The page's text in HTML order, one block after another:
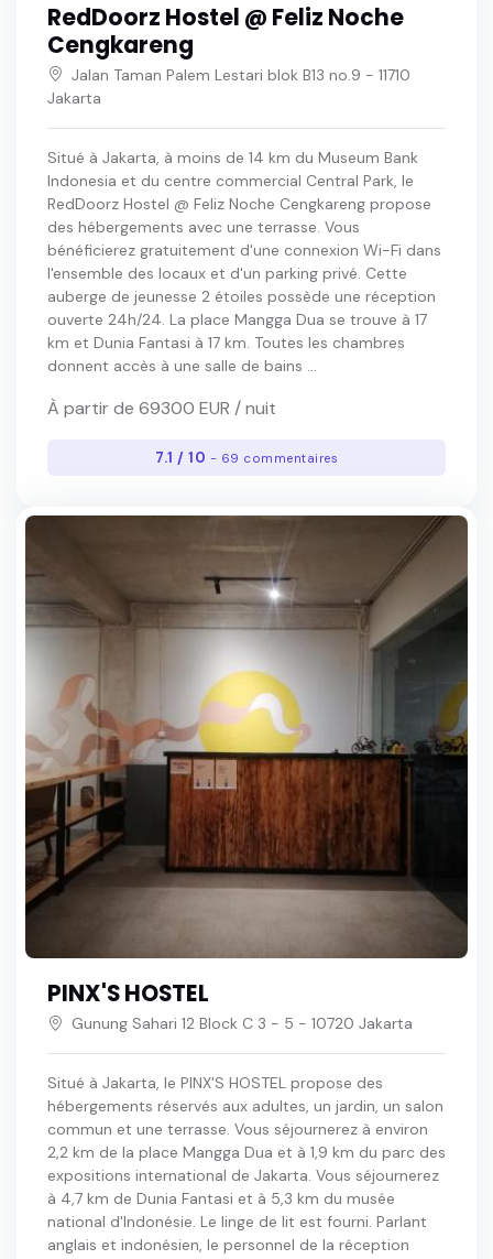
RedDoorz Hostel @ Feliz Noche
Cengkareng
Jalan Taman Palem Lestari blok B13 no.9 - 11710
Jakarta
Situé à Jakarta, à moins de 14 km du Museum Bank
Indonesia et du centre commercial Central Park, le
RedDoorz Hostel @ Feliz Noche Cengkareng propose
des hébergements avec une terrasse. Vous
bénéficierez gratuitement d'une connexion Wi-Fi dans
l'ensemble des locaux et d'un parking privé. Cette
auberge de jeunesse 2 étoiles possède une réception
ouverte 24h/24. La place Mangga Dua se trouve à 17
km et Dunia Fantasi à 17 km. Toutes les chambres
donnent accès à une salle de bains ...
À partir de 69300 EUR / nuit
7.1 / 10 - 69 commentaires
PINX'S HOSTEL
Gunung Sahari 12 Block C 3 - 5 - 10720 Jakarta
Situé à Jakarta, le PINX'S HOSTEL propose des
hébergements réservés aux adultes, un jardin, un salon
commun et une terrasse. Vous séjournerez à environ
2,2 km de la place Mangga Dua et à 1,9 km du parc des
expositions international de Jakarta. Vous séjournerez
à 4,7 km de Dunia Fantasi et à 5,3 km du musée
national d'Indonésie. Le linge de lit est fourni. Parlant
anglais et indonésien, le personnel de la réception